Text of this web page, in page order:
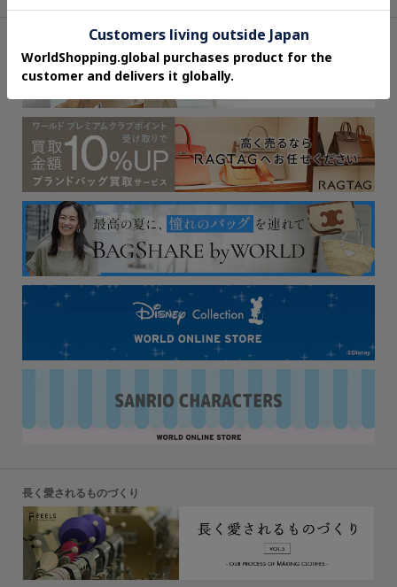
長く愛されるものづくり